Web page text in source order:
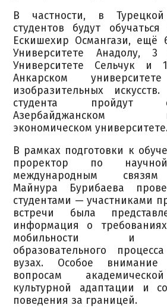
В частности, в
студентов будут
Ескишехир Османгази, ещё
Университете Анадолу,
Университете Сельчук
Анкарском
изобразительных
студента пройдут
Азербайджанском
экономическом
В рамках подготовки к
проректор по
международным связям
Майнура Бурибаева
студентами — участниками
встречи была
информация о
мобильности и
образовательного
вузах. Особое
вопросам
культурной адаптации и
поведения за границей.